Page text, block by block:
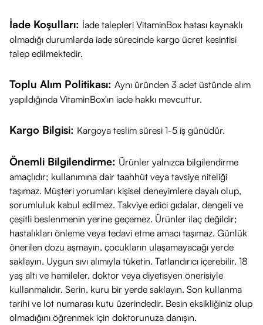
Cosmed Beauty Squad Aydınlatıcı ve Nemlendirici Etkili
Kafein İçeren Göz Kremi Nedir?
Cosmed Beauty Squad Aydınlatıcı ve Nemlendirici Etkili
halka, şişlik ve kuruluk kaynaklı ince çizgiendişelerini
hedeflemek üzere tasarlanmış bir bakım kremidir. İçeriğindeki
Kafein
sayesinde bölgedeki mikro sirkülasyonu
desteklemeye ve böylece koyu halka ve şişlik görünümünün
hafiflemesine yardımcı olmayı amaçlar. Yoğun nem takviyesi
ile göz çevresinin daha dinlenmiş, canlı ve pürüzsüz
görünmesine katkıda bulunabilir.
Ne İşe Yarar?
Koyu Halka ve Şişlik Görünümünü Hafifletmeye Yardımcı
Olur:Kafein içeriği sayesinde yorgunluk izlerinin ve
şişkinliğin görünümünü azaltmaya destekleyici rol
oynayabilir.
Göz Çevresini Yoğun Nemle Beslemeye Destek Olur:
Bölgenin nem bariyerini güçlendirerek kuruluk kaynaklı ince
çizgilerin oluşumunu önlemeye yardımcı olabilir.
İade Koşulları: İade talepleri VitaminBox hatası kaynaklı
olmadığı durumlarda iade sürecinde kargo ücret kesintisi
talep edilmektedir.
Toplu Alım Politikası: Aynı üründen 3 adet üstünde alım
yapıldığında VitaminBox'ın iade hakkı mevcuttur.
Kargo Bilgisi: Kargoya teslim süresi 1-5 iş günüdür.
Önemli Bilgilendirme: Ürünler yalnızca bilgilendirme
amaçlıdır; kullanımına dair taahhüt veya tavsiye niteliği
taşımaz. Müşteri yorumları kişisel deneyimlere dayalı olup,
sorumluluk kabul edilmez. Takviye edici gıdalar, dengeli ve
çeşitli beslenmenin yerine geçemez. Ürünler ilaç değildir;
hastalıkları önleme veya tedavi etme amacı taşımaz. Günlük
önerilen dozu aşmayın, çocukların ulaşamayacağı yerde
saklayın. Uygun sıvı alımıyla tüketin. Tatlandırıcı içerebilir. 18
yaş altı ve hamileler, doktor veya diyetisyen önerisiyle
kullanmalıdır. Serin, kuru bir yerde saklayın. Son kullanma
tarihi ve lot numarası kutu üzerindedir. Besin eksikliğiniz olup
olmadığını öğrenmek için doktorunuza danışın.